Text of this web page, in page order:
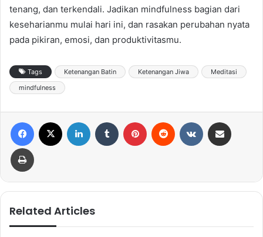
tenang, dan terkendali. Jadikan mindfulness bagian dari
keseharianmu mulai hari ini, dan rasakan perubahan nyata
pada pikiran, emosi, dan produktivitasmu.
Tags Ketenangan Batin Ketenangan Jiwa
Meditasi
mindfulness
Related Articles